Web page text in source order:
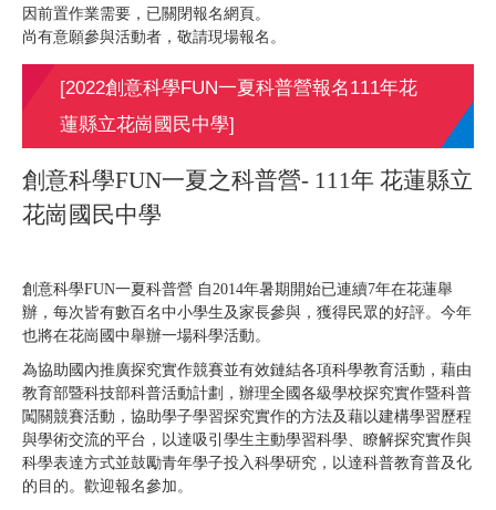
因前置作業需要，已關閉報名網頁。
尚有意願參與活動者，敬請現場報名。
[2022創意科學FUN一夏科普營報名111年花
蓮縣立花崗國民中學]
創意科學FUN一夏之科普營- 111年 花蓮縣立
花崗國民中學
創意科學FUN一夏科普營 自2014年暑期開始已連續7年在花蓮舉
辦，每次皆有數百名中小學生及家長參與，獲得民眾的好評。今年
也將在花崗國中舉辦一場科學活動。
為協助國內推廣探究實作競賽並有效鏈結各項科學教育活動，藉由
教育部暨科技部科普活動計劃，辦理全國各級學校探究實作暨科普
闖關競賽活動，協助學子學習探究實作的方法及藉以建構學習歷程
與學術交流的平台，以達吸引學生主動學習科學、瞭解探究實作與
科學表達方式並鼓勵青年學子投入科學研究，以達科普教育普及化
的目的。歡迎報名參加。